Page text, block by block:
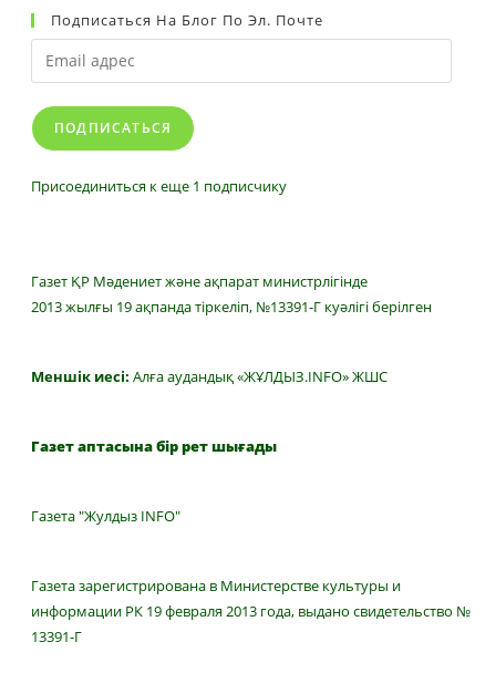
Подписаться На Блог По Эл. Почте
Email
адрес
ПОДПИСАТЬСЯ
Присоединиться к еще 1 подписчику
Газет ҚР Мәдениет және ақпарат министрлігінде
2013 жылғы 19 ақпанда тіркеліп, №13391-Г куәлігі берілген
Меншік иесі: Алға аудандық «ЖҰЛДЫЗ.INFO» ЖШС
Газет аптасына бір рет шығады
Газета "Жулдыз INFO"
Газета зарегистрирована в Министерстве культуры и
информации РК 19 февраля 2013 года, выдано свидетельство №
13391-Г